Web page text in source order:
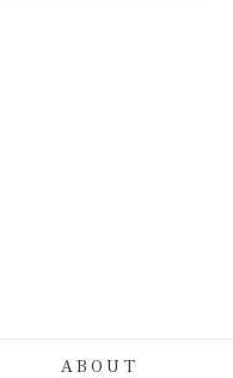
ABOUT